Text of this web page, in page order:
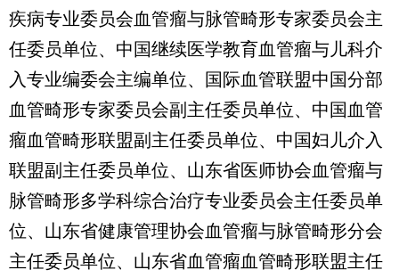
疾病专业委员会血管瘤与脉管畸形专家委员会主
任委员单位、中国继续医学教育血管瘤与儿科介
入专业编委会主编单位、国际血管联盟中国分部
血管畸形专家委员会副主任委员单位、中国血管
瘤血管畸形联盟副主任委员单位、中国妇儿介入
联盟副主任委员单位、山东省医师协会血管瘤与
脉管畸形多学科综合治疗专业委员会主任委员单
位、山东省健康管理协会血管瘤与脉管畸形分会
主任委员单位、山东省血管瘤血管畸形联盟主任